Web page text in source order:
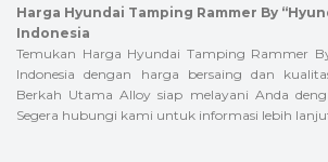
Harga Hyundai Tamping Rammer By
Indonesia
Temukan Harga Hyundai Tamping Rammer
Indonesia dengan harga bersaing dan
Berkah Utama Alloy siap melayani Anda
Segera hubungi kami untuk informasi lebih